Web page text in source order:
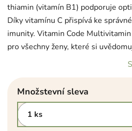
thiamin (vitamín B1) podporuje
Díky vitamínu C přispívá ke
imunity. Vitamin Code
pro všechny ženy, které si
Množstevní sleva
1 ks